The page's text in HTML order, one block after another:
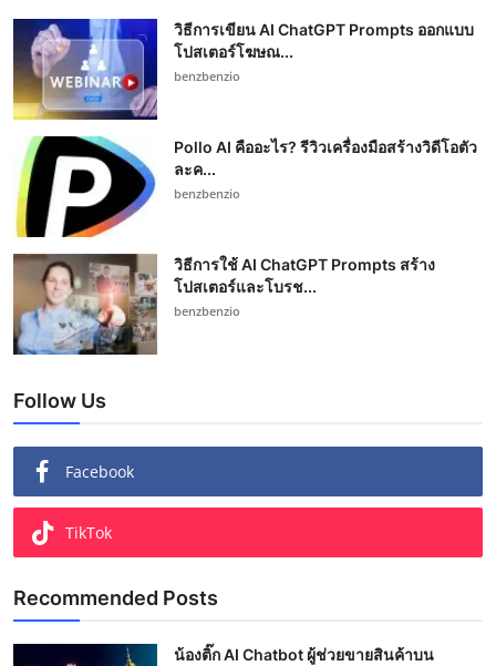
วิธีการเขียน AI ChatGPT Prompts ออกแบบ
โปสเตอร์โฆษณ...
benzbenzio
Pollo AI คืออะไร? รีวิวเครื่องมือสร้างวิดีโอตัว
ละค...
benzbenzio
วิธีการใช้ AI ChatGPT Prompts สร้าง
โปสเตอร์และโบรช...
benzbenzio
Follow Us
Facebook
TikTok
Recommended Posts
น้องติ๊ก AI Chatbot ผู้ช่วยขายสินค้าบน